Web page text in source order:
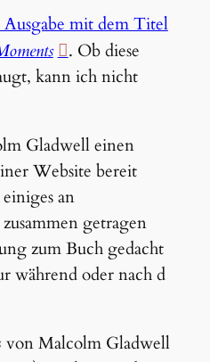
Ausgabe mit dem Titel
. Ob diese
kann ich nicht
Gladwell einen
Website bereit
an
getragen
zum Buch gedacht
während oder nach d
Malcolm Gladwell